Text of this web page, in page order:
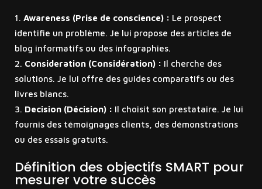
Awareness (Prise de conscience) : Le prospect
identifie un problème. Je lui propose des articles de
blog informatifs ou des infographies.
Consideration (Considération) : Il cherche des
solutions. Je lui offre des guides comparatifs ou des
livres blancs.
Decision (Décision) : Il choisit son prestataire. Je lui
fournis des témoignages clients, des démonstrations
ou des essais gratuits.
Définition des objectifs SMART pour
mesurer votre succès